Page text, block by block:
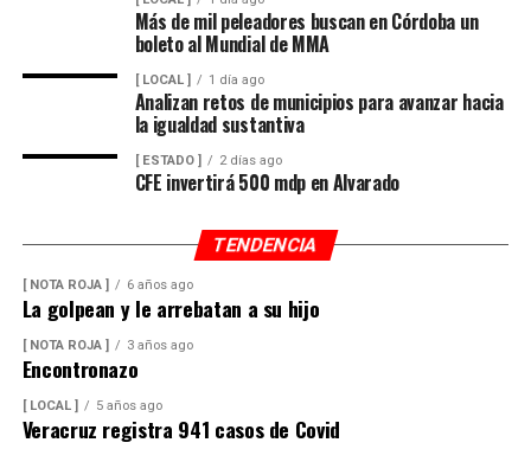
Más de mil peleadores buscan en Córdoba un
boleto al Mundial de MMA
[ LOCAL ] 1 día ago
Analizan retos de municipios para avanzar hacia
la igualdad sustantiva
[ ESTADO ] 2 días ago
CFE invertirá 500 mdp en Alvarado
TENDENCIA
[ NOTA ROJA ] 6 años ago
La golpean y le arrebatan a su hijo
[ NOTA ROJA ] 3 años ago
Encontronazo
[ LOCAL ] 5 años ago
Veracruz registra 941 casos de Covid